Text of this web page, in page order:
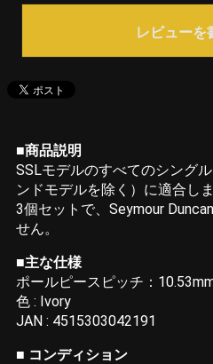
レビューを
■商品説明
SSLモデルのすべてのシング
ンドモデルを除く）に適合しま
3個セットで、Seymour
せん。
■主な仕様
ポールピースピッチ：
色 : Ivory
JAN : 4515303042191
■ コンディション